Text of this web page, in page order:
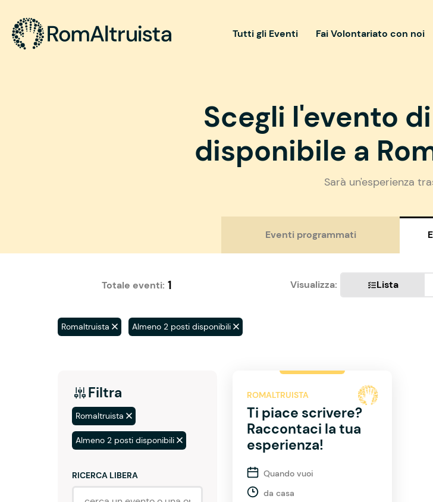
Tutti gli Eventi Fai Volontariato con noi
Scegli l'evento
disponibile a
Sarà un'esperienza
Eventi programmati
Totale eventi: 1 Visualizza: Lista
Romaltruista Almeno 2 posti disponibili
Filtra
Romaltruista
Almeno 2 posti disponibili
RICERCA LIBERA
ROMALTRUISTA
Ti piace scrivere?
Raccontaci la tua
esperienza!
Quando vuoi
da casa